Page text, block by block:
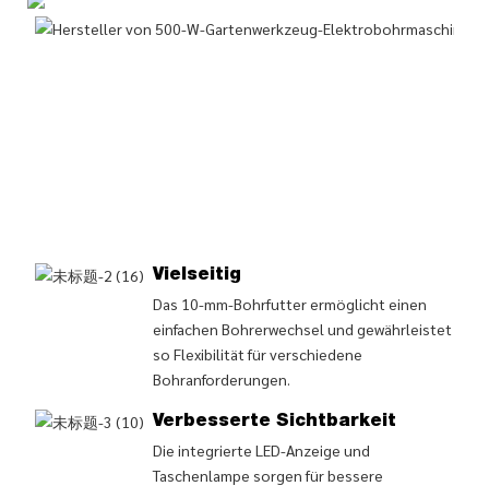
Vielseitig
Das 10-mm-Bohrfutter ermöglicht einen
einfachen Bohrerwechsel und gewährleistet
so Flexibilität für verschiedene
Bohranforderungen.
Verbesserte Sichtbarkeit
Die integrierte LED-Anzeige und
Taschenlampe sorgen für bessere